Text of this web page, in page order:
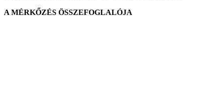
A MÉRKŐZÉS ÖSSZEFOGLALÓJA